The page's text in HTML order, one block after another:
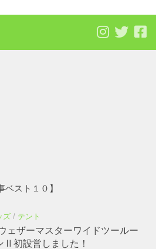
ベスト１０】
ズ / テント
ェザーマスターワイドツールー
Ⅱ初設営しました！